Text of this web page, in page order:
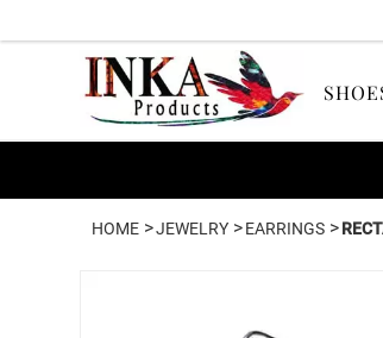
HOME >JEWELRY >EARRINGS >